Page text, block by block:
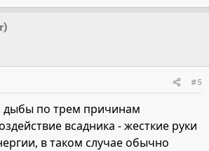
#5
дыбы по трем причинам
всадника - жесткие руки
в таком случае обычно